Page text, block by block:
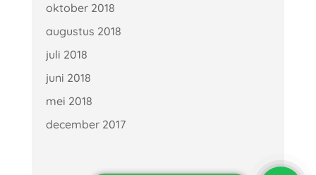
oktober 2018
augustus 2018
juli 2018
juni 2018
mei 2018
december 2017